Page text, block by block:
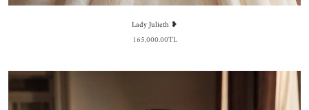
Lady Julieth ❥
165,000.00TL